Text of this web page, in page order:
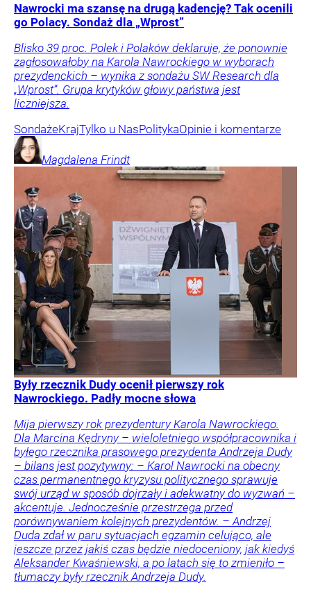
Nawrocki ma szansę na drugą kadencję? Tak ocenili
go Polacy. Sondaż dla „Wprost”
Blisko 39 proc. Polek i Polaków deklaruje, że ponownie
zagłosowałoby na Karola Nawrockiego w wyborach
prezydenckich – wynika z sondażu SW Research dla
„Wprost”. Grupa krytyków głowy państwa jest
liczniejsza.
SondażeKrajTylko u NasPolitykaOpinie i komentarze
Magdalena Frindt
Były rzecznik Dudy ocenił pierwszy rok
Nawrockiego. Padły mocne słowa
Mija pierwszy rok prezydentury Karola Nawrockiego.
Dla Marcina Kędryny – wieloletniego współpracownika i
byłego rzecznika prasowego prezydenta Andrzeja Dudy
– bilans jest pozytywny: – Karol Nawrocki na obecny
czas permanentnego kryzysu politycznego sprawuje
swój urząd w sposób dojrzały i adekwatny do wyzwań –
akcentuje. Jednocześnie przestrzega przed
porównywaniem kolejnych prezydentów. – Andrzej
Duda zdał w paru sytuacjach egzamin celująco, ale
jeszcze przez jakiś czas będzie niedoceniony, jak kiedyś
Aleksander Kwaśniewski, a po latach się to zmieniło –
tłumaczy były rzecznik Andrzeja Dudy.